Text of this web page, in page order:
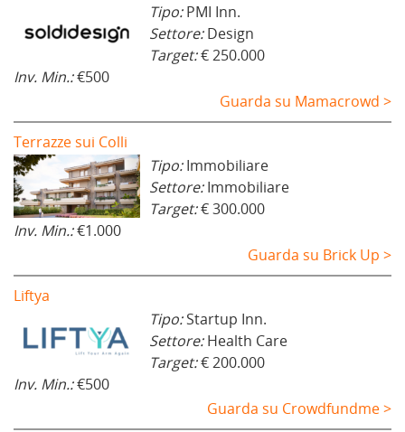
Tipo:PMI Inn.
Settore:Design
Target:€ 250.000
Inv. Min.:€500
Guarda su Mamacrowd >
Terrazze sui Colli
Tipo:Immobiliare
Settore:Immobiliare
Target:€ 300.000
Inv. Min.:€1.000
Guarda su Brick Up >
Liftya
Tipo:Startup Inn.
Settore:Health Care
Target:€ 200.000
Inv. Min.:€500
Guarda su Crowdfundme >